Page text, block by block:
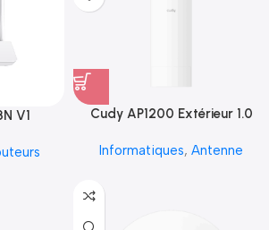
V1 Cudy AP1200 Extérieur 1.0
Informatiques, Antenne